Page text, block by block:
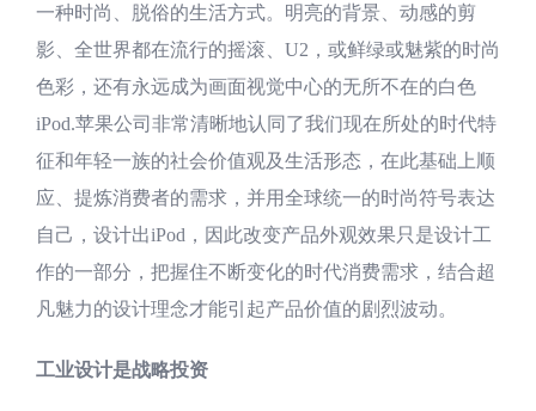
一种时尚、脱俗的生活方式。明亮的背景、动感的剪
影、全世界都在流行的摇滚、U2，或鲜绿或魅紫的时尚
色彩，还有永远成为画面视觉中心的无所不在的白色
iPod.苹果公司非常清晰地认同了我们现在所处的时代特
征和年轻一族的社会价值观及生活形态，在此基础上顺
应、提炼消费者的需求，并用全球统一的时尚符号表达
自己，设计出iPod，因此改变产品外观效果只是设计工
作的一部分，把握住不断变化的时代消费需求，结合超
凡魅力的设计理念才能引起产品价值的剧烈波动。
工业设计是战略投资